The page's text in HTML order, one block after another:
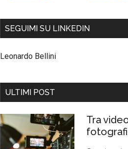
SEGUIMI SU LINKEDIN
Leonardo Bellini
ULTIMI POST
Tra